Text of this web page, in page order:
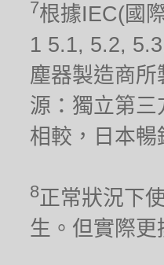
7根據IEC(國
1 5.1, 5.2,
塵器製造商
源：獨立第
相較，日本
8正常狀況下
生。但實際